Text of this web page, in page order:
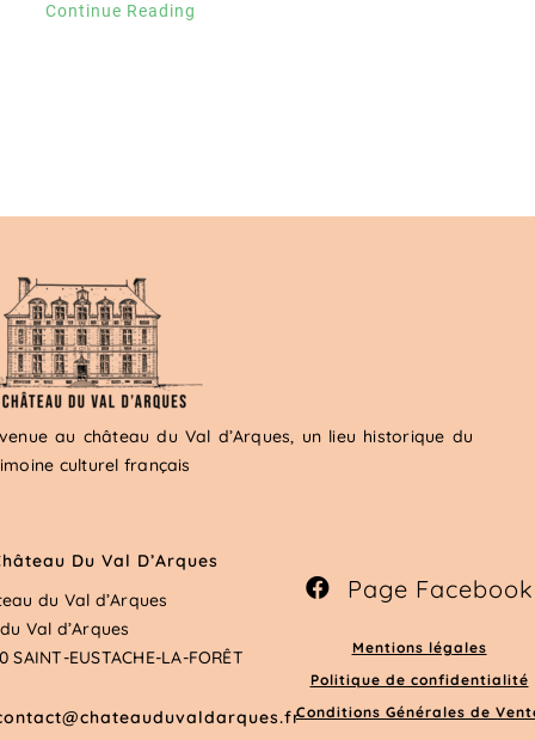
Continue Reading
au château du Val d’Arques, un lieu historique du
culturel français
Du Val D’Arques
du Val d’Arques
Val d’Arques
SAINT-EUSTACHE-LA-FORÊT
Page Facebook
Mentions légales
Politique de confidentialité
Conditions Générales de